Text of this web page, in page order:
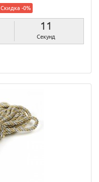
Скидка -0%
11
Секунд